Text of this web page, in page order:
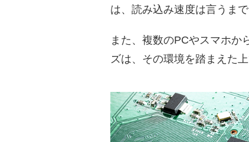
は、読み込み速度は言うま
また、複数のPCやスマホか
ズは、その環境を踏まえた